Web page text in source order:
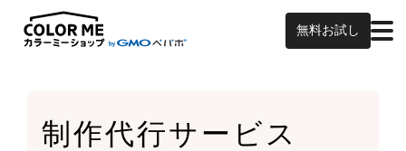
無料お試し
制作代行サービス